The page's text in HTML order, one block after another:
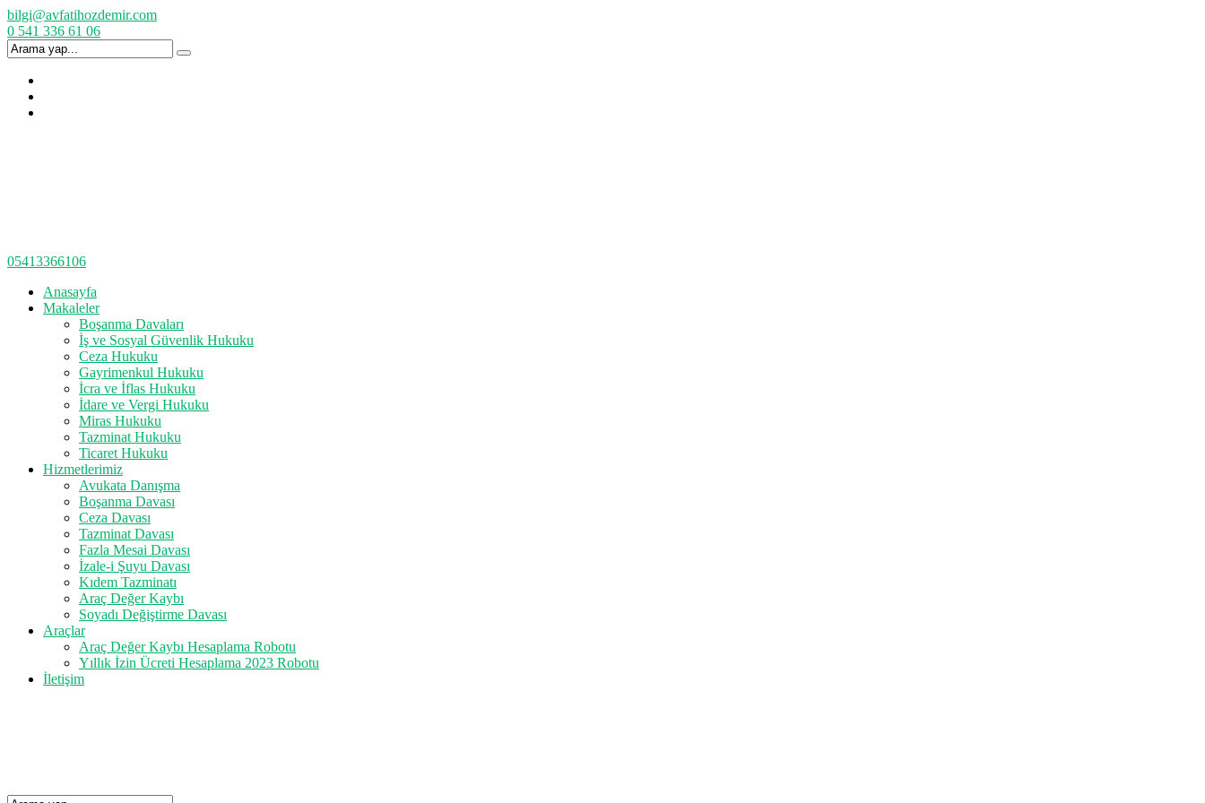
bilgi@avfatihozdemir.com
0 541 336 61 06
05413366106
Anasayfa
Makaleler
Boşanma Davaları
İş ve Sosyal Güvenlik Hukuku
Ceza Hukuku
Gayrimenkul Hukuku
İcra ve İflas Hukuku
İdare ve Vergi Hukuku
Miras Hukuku
Tazminat Hukuku
Ticaret Hukuku
Hizmetlerimiz
Avukata Danışma
Boşanma Davası
Ceza Davası
Tazminat Davası
Fazla Mesai Davası
İzale-i Şuyu Davası
Kıdem Tazminatı
Araç Değer Kaybı
Soyadı Değiştirme Davası
Araçlar
Araç Değer Kaybı Hesaplama Robotu
Yıllık İzin Ücreti Hesaplama 2023 Robotu
İletişim